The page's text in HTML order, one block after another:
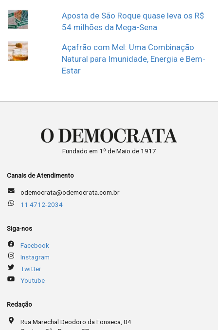
Aposta de São Roque quase leva os R$
54 milhões da Mega-Sena
Açafrão com Mel: Uma Combinação
Natural para Imunidade, Energia e Bem-
Estar
Fundado em 1º de Maio de 1917
Canais de Atendimento
odemocrata@odemocrata.com.br
11 4712-2034
Siga-nos
Facebook
Instagram
Twitter
Youtube
Redação
Rua Marechal Deodoro da Fonseca, 04